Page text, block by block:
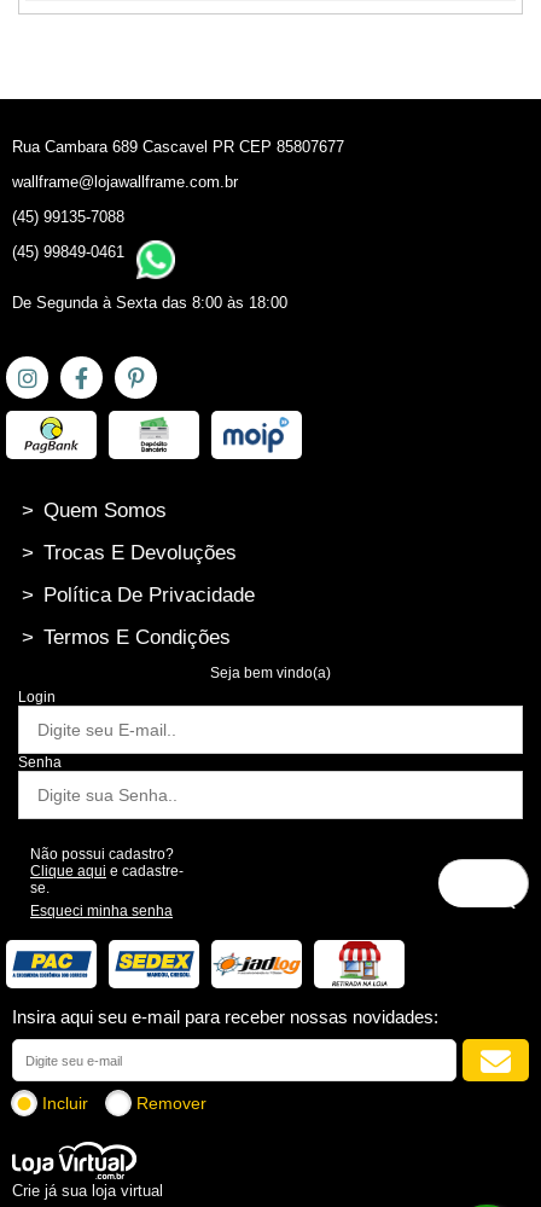
Rua Cambara 689 Cascavel PR CEP 85807677
wallframe@lojawallframe.com.br
(45) 99135-7088
(45) 99849-0461
De Segunda à Sexta das 8:00 às 18:00
> Quem Somos
> Trocas E Devoluções
> Política De Privacidade
> Termos E Condições
Seja bem vindo(a)
Login
Senha
Não possui cadastro?
Clique aqui e cadastre-
se.
Esqueci minha senha
Insira aqui seu e-mail para receber nossas novidades:
Incluir Remover
Crie já sua loja virtual